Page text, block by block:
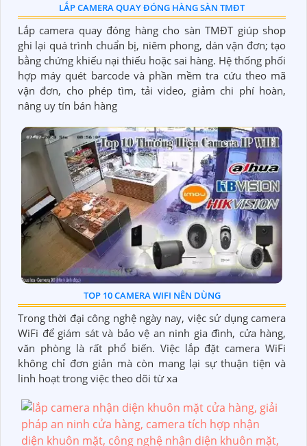
LẮP CAMERA QUAY ĐÓNG HÀNG SÀN TMĐT
Lắp camera quay đóng hàng cho sàn TMĐT giúp shop
ghi lại quá trình chuẩn bị, niêm phong, dán vận đơn; tạo
bằng chứng khiếu nại thiếu hoặc sai hàng. Hệ thống phối
hợp máy quét barcode và phần mềm tra cứu theo mã
vận đơn, cho phép tìm, tải video, giảm chi phí hoàn,
nâng uy tín bán hàng
TOP 10 CAMERA WIFI NÊN DÙNG
Trong thời đại công nghệ ngày nay, việc sử dụng camera
WiFi để giám sát và bảo vệ an ninh gia đình, cửa hàng,
văn phòng là rất phổ biến. Việc lắp đặt camera WiFi
không chỉ đơn giản mà còn mang lại sự thuận tiện và
linh hoạt trong việc theo dõi từ xa